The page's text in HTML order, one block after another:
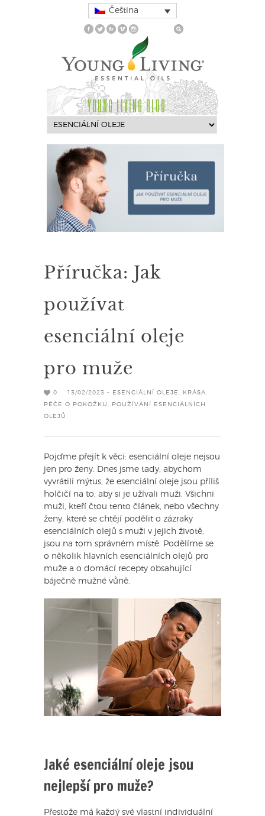
Čeština
YOUNG LIVING BLOG
Příručka: Jak
používat
esenciální oleje
pro muže
0 13/02/2023 - ESENCIÁLNÍ OLEJE KRÁSA
PÉČE O POKOŽKU
POUŽÍVÁNÍ ESENCIÁLNÍCH
OLEJŮ
Pojďme přejít k věci: esenciální oleje nejsou
jen pro ženy. Dnes jsme tady, abychom
vyvrátili mýtus, že esenciální oleje jsou příliš
holčičí na to, aby si je užívali muži. Všichni
muži, kteří čtou tento článek, nebo všechny
ženy, které se chtějí podělit o zázraky
esenciálních olejů s muži v jejich životě,
jsou na tom správném místě. Podělíme se
o několik hlavních esenciálních olejů pro
muže a o domácí recepty obsahující
báječně mužné vůně.
Jaké esenciální oleje jsou
nejlepší pro muže?
Přestože má každý své vlastní individuální